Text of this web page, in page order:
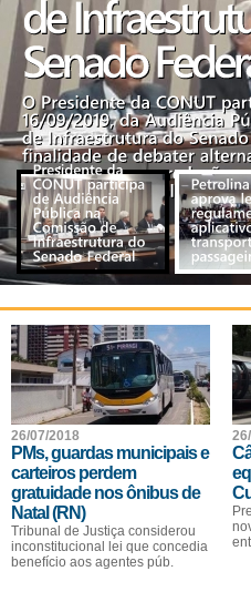
26/07/2018
PMs, guardas municipais e
carteiros perdem
gratuidade nos ônibus de
Natal (RN)
Tribunal de Justiça considerou
inconstitucional lei que concedia
benefício aos agentes púb.